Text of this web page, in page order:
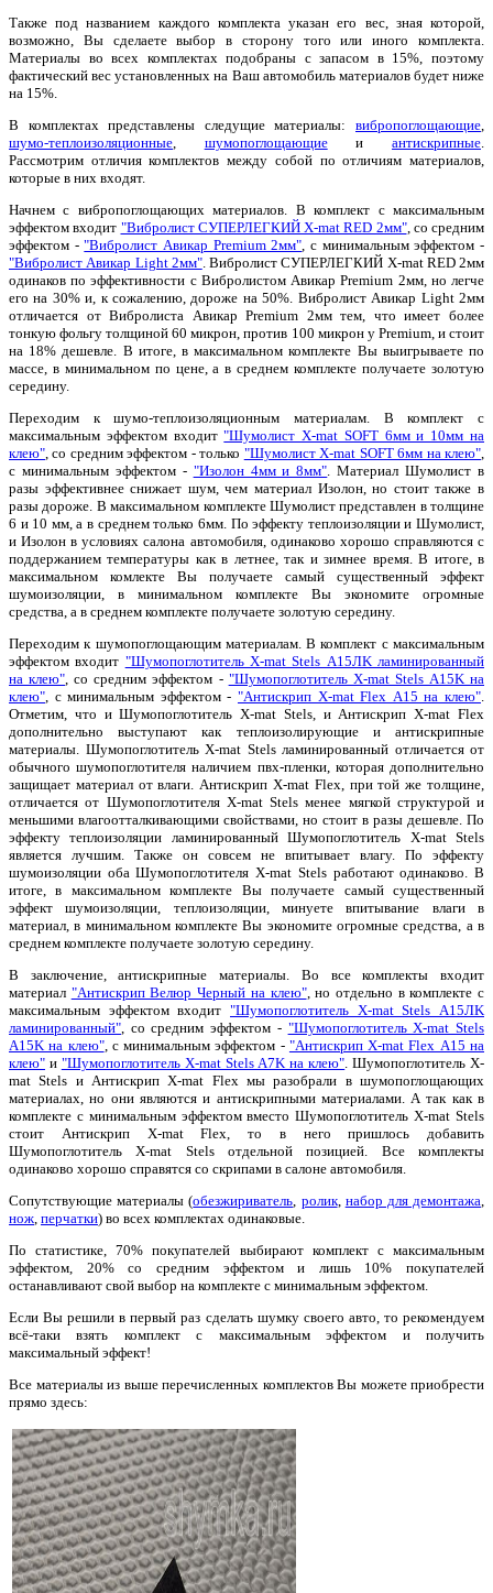
Также под названием каждого комплекта указан его вес, зная которой,
возможно, Вы сделаете выбор в сторону того или иного комплекта.
Материалы во всех комплектах подобраны с запасом в 15%, поэтому
фактический вес установленных на Ваш автомобиль материалов будет ниже
на 15%.
В комплектах представлены следущие материалы: вибропоглощающие
шумо-теплоизоляционные
шумопоглощающиеиантискрипные
Рассмотрим отличия комплектов между собой по отличиям материалов,
которые в них входят.
Начнем с вибропоглощающих материалов. В комплект с максимальным
эффектом входит "Вибролист СУПЕРЛЕГКИЙ X-mat RED 2мм", со средним
эффектом -"Вибролист Авикар Premium 2мм" , с минимальным эффектом -
"Вибролист Авикар Light 2мм". Вибролист СУПЕРЛЕГКИЙ X-mat RED 2мм
одинаков по эффективности с Вибролистом Авикар Premium 2мм, но легче
его на 30% и, к сожалению, дороже на 50%. Вибролист Авикар Light 2мм
отличается от Вибролиста Авикар Premium 2мм тем, что имеет более
тонкую фольгу толщиной 60 микрон, против 100 микрон у Premium, и стоит
на 18% дешевле. В итоге, в максимальном комплекте Вы выигрываете по
массе, в минимальном по цене, а в среднем комплекте получаете золотую
середину.
Переходим к шумо-теплоизоляционным материалам. В комплект с
максимальным эффектом входит"Шумолист X-mat SOFT 6мм и 10мм на
клею" , со средним эффектом - только "Шумолист X-mat SOFT 6мм на клею"
с минимальным эффектом - "Изолон 4мм и 8мм" . Материал Шумолист в
разы эффективнее снижает шум, чем материал Изолон, но стоит также в
разы дороже. В максимальном комплекте Шумолист представлен в толщине
6 и 10 мм, а в среднем только 6мм. По эффекту теплоизоляции и Шумолист,
и Изолон в условиях салона автомобиля, одинаково хорошо справляются с
поддержанием температуры как в летнее, так и зимнее время. В итоге, в
максимальном комлекте Вы получаете самый существенный эффект
шумоизоляции, в минимальном комплекте Вы экономите огромные
средства, а в среднем комплекте получаете золотую середину.
Переходим к шумопоглощающим материалам. В комплект с максимальным
эффектом входит "Шумопоглотитель X-mat Stels А15ЛK ламинированный
на клею" , со средним эффектом - "Шумопоглотитель X-mat Stels А15K на
клею" , с минимальным эффектом - "Антискрип X-mat Flex А15 на клею"
Отметим, что и Шумопоглотитель X-mat Stels, и Антискрип X-mat Flex
дополнительно выступают как теплоизолирующие и антискрипные
материалы. Шумопоглотитель X-mat Stels ламинированный отличается от
обычного шумопоглотителя наличием пвх-пленки, которая дополнительно
защищает материал от влаги. Антискрип X-mat Flex, при той же толщине,
отличается от Шумопоглотителя X-mat Stels менее мягкой структурой и
меньшими влагоотталкивающими свойствами, но стоит в разы дешевле. По
эффекту теплоизоляции ламинированный Шумопоглотитель X-mat Stels
является лучшим. Также он совсем не впитывает влагу. По эффекту
шумоизоляции оба Шумопоглотителя X-mat Stels работают одинаково. В
итоге, в максимальном комплекте Вы получаете самый существенный
эффект шумоизоляции, теплоизоляции, минуете впитывание влаги в
материал, в минимальном комплекте Вы экономите огромные средства, а в
среднем комплекте получаете золотую середину.
В заключение, антискрипные материалы. Во все комплекты входит
материал "Антискрип Велюр Черный на клею", но отдельно в комплекте с
максимальным эффектом входит "Шумопоглотитель X-mat Stels А15ЛK
ламинированный" , со средним эффектом - "Шумопоглотитель X-mat Stels
А15K на клею", с минимальным эффектом - "Антискрип X-mat Flex А15 на
клею" и "Шумопоглотитель X-mat Stels А7K на клею" . Шумопоглотитель X-
mat Stels и Антискрип X-mat Flex мы разобрали в шумопоглощающих
материалах, но они являются и антискрипными материалами. А так как в
комплекте с минимальным эффектом вместо Шумопоглотитель X-mat Stels
стоит Антискрип X-mat Flex, то в него пришлось добавить
Шумопоглотитель X-mat Stels отдельной позицией. Все комплекты
одинаково хорошо справятся со скрипами в салоне автомобиля.
Сопутствующие материалы (обезжириватель ролик, набор для демонтажа
нож перчатки) во всех комплектах одинаковые.
По статистике, 70% покупателей выбирают комплект с максимальным
эффектом, 20% со средним эффектом и лишь 10% покупателей
останавливают свой выбор на комплекте с минимальным эффектом.
Если Вы решили в первый раз сделать шумку своего авто, то рекомендуем
всё-таки взять комплект с максимальным эффектом и получить
максимальный эффект!
Все материалы из выше перечисленных комплектов Вы можете приобрести
прямо здесь: